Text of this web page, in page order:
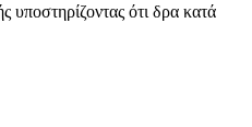
υποστηρίζοντας ότι δρα κατά